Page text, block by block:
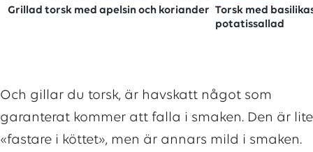
Grillad torsk med apelsin och koriander Torsk med
potatissallad
Och gillar du torsk, är havskatt något som
garanterat kommer att falla i smaken. Den är lite
«fastare i köttet», men är annars mild i smaken.